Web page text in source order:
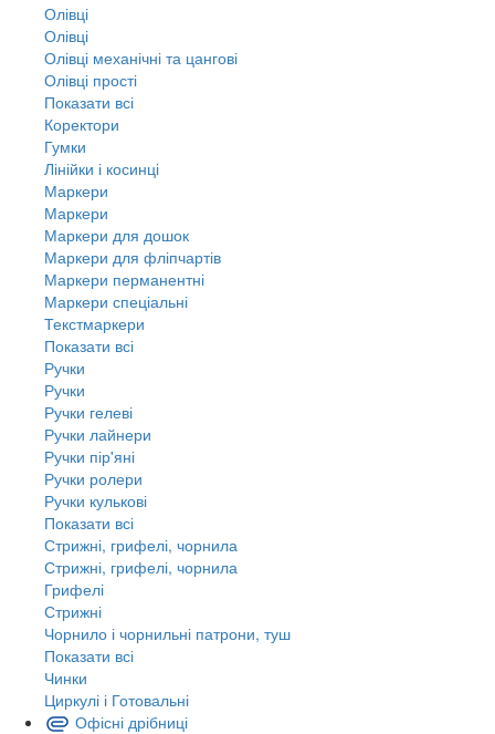
Олівці
Олівці
Олівці механічні та цангові
Олівці прості
Показати всі
Коректори
Гумки
Лінійки і косинці
Маркери
Маркери
Маркери для дошок
Маркери для фліпчартів
Маркери перманентні
Маркери спеціальні
Текстмаркери
Показати всі
Ручки
Ручки
Ручки гелеві
Ручки лайнери
Ручки пір'яні
Ручки ролери
Ручки кулькові
Показати всі
Стрижні, грифелі, чорнила
Стрижні, грифелі, чорнила
Грифелі
Стрижні
Чорнило і чорнильні патрони, туш
Показати всі
Чинки
Циркулі і Готовальні
Офісні дрібниці